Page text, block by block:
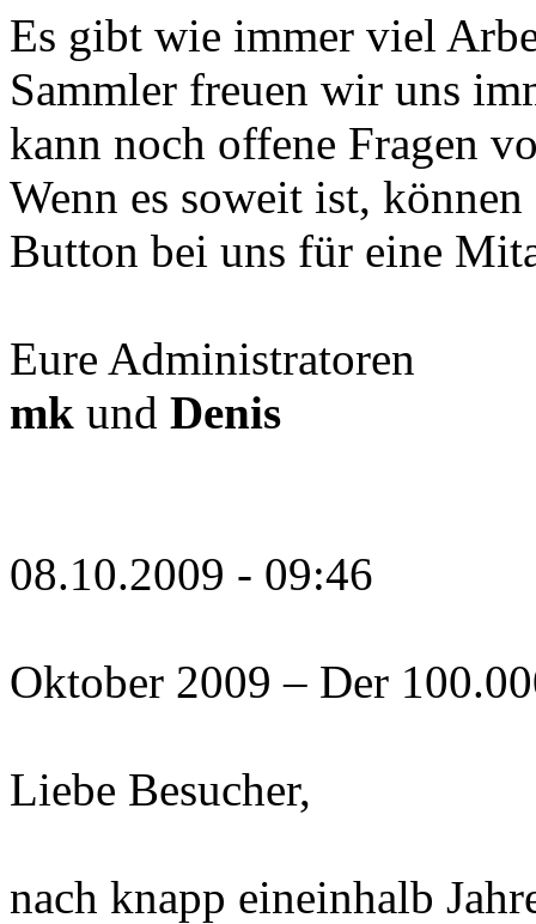
Es gibt wie immer viel
Sammler freuen wir uns
kann noch offene Fragen
Wenn es soweit ist,
Button bei uns für eine
Eure Administratoren
mk und Denis
08.10.2009 - 09:46
Oktober 2009 – Der
Liebe Besucher,
nach knapp eineinhalb